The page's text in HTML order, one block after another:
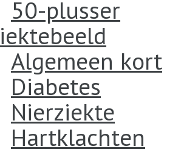
50-plusser
Algemeen kort
Diabetes
Nierziekte
Hartklachten